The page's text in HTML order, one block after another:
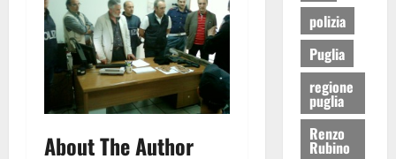
About The Author
polizia
Puglia
regione
puglia
Renzo
Rubino